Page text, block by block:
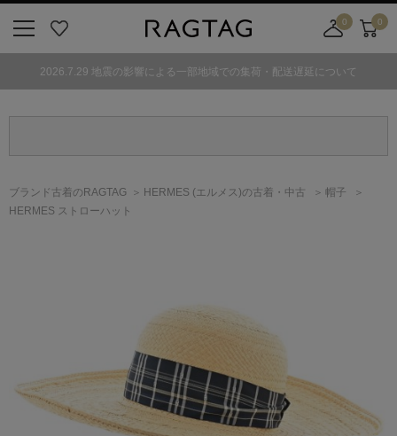
気
0
舗
カ
ト
0
2026.7.29 地震の影響による一部地域での集荷・配送遅延について
ブランド古着のRAGTAG HERMES (エルメス)の古着・中古
帽子
HERMES ストローハット